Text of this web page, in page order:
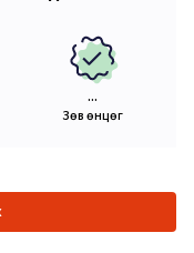
...
Зөв өнцөг